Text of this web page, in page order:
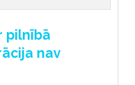
pilnībā
nav